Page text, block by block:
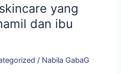
yang
dan ibu
/ Nabila GabaG